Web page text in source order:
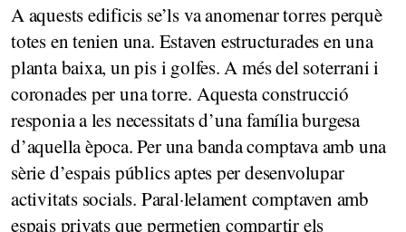
A aquests edificis se’ls va anomenar torres perquè
totes en tenien una. Estaven estructurades en una
planta baixa, un pis i golfes. A més del soterrani i
coronades per una torre. Aquesta construcció
responia a les necessitats d’una família burgesa
d’aquella època. Per una banda comptava amb una
sèrie d’espais públics aptes per desenvolupar
activitats socials. Paral·lelament comptaven amb
espais privats que permetien compartir els